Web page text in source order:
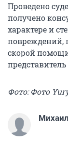
Проведено
получено
характере и
повреждений,
скорой
Фото: Фото